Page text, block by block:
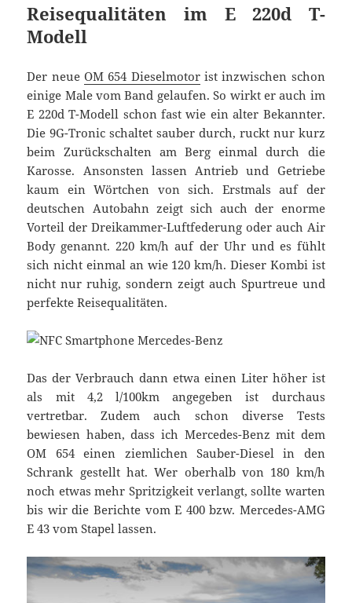
Reisequalitäten im E 220d T-
Modell
Der neueOM 654 Dieselmotorist inzwischen schon
einige Male vom Band gelaufen. So wirkt er auch im
E 220d T-Modell schon fast wie ein alter Bekannter.
Die 9G-Tronic schaltet sauber durch, ruckt nur kurz
beim Zurückschalten am Berg einmal durch die
Karosse. Ansonsten lassen Antrieb und Getriebe
kaum ein Wörtchen von sich. Erstmals auf der
deutschen Autobahn zeigt sich auch der enorme
Vorteil der Dreikammer-Luftfederung oder auch Air
Body genannt. 220 km/h auf der Uhr und es fühlt
sich nicht einmal an wie 120 km/h. Dieser Kombi ist
nicht nur ruhig, sondern zeigt auch Spurtreue und
perfekte Reisequalitäten.
Das der Verbrauch dann etwa einen Liter höher ist
als mit 4,2 l/100km angegeben ist durchaus
vertretbar. Zudem auch schon diverse Tests
bewiesen haben, dass ich Mercedes-Benz mit dem
OM 654 einen ziemlichen Sauber-Diesel in den
Schrank gestellt hat. Wer oberhalb von 180 km/h
noch etwas mehr Spritzigkeit verlangt, sollte warten
bis wir die Berichte vom E 400 bzw. Mercedes-AMG
E 43 vom Stapel lassen.